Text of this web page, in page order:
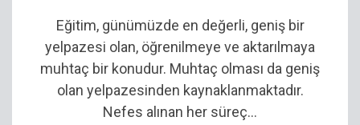
Eğitim, günümüzde en değerli, geniş bir
yelpazesi olan, öğrenilmeye ve aktarılmaya
muhtaç bir konudur. Muhtaç olması da geniş
olan yelpazesinden kaynaklanmaktadır.
Nefes alınan her süreç...